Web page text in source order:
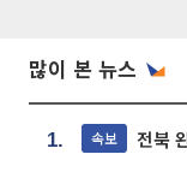
많이 본 뉴스
1. 속보 전북